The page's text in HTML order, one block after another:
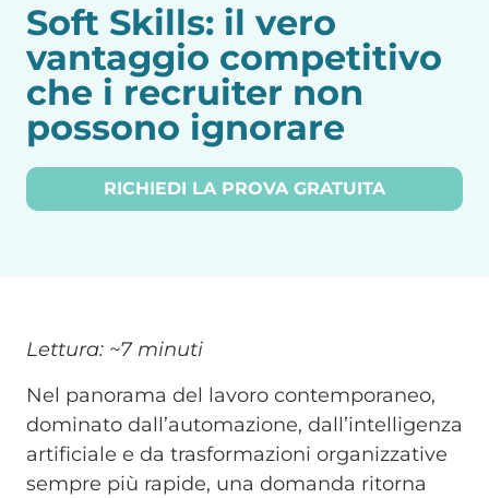
Soft Skills: il vero
vantaggio competitivo
che i recruiter non
possono ignorare
RICHIEDI LA PROVA GRATUITA
Lettura: ~7 minuti
Nel panorama del lavoro contemporaneo,
dominato dall’automazione, dall’intelligenza
artificiale e da trasformazioni organizzative
sempre più rapide, una domanda ritorna